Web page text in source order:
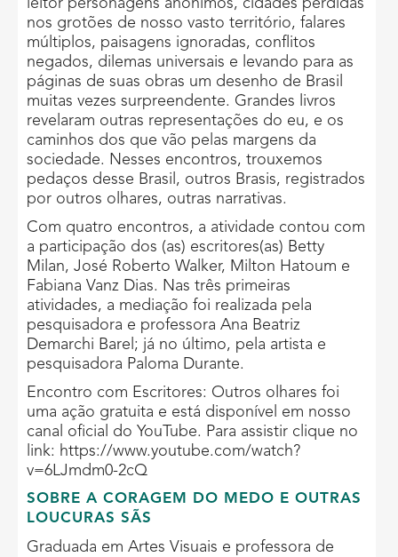
nos grotões de nosso vasto território, falares
múltiplos, paisagens ignoradas, conflitos
negados, dilemas universais e levando para as
páginas de suas obras um desenho de Brasil
muitas vezes surpreendente. Grandes livros
revelaram outras representações do eu, e os
caminhos dos que vão pelas margens da
sociedade. Nesses encontros, trouxemos
pedaços desse Brasil, outros Brasis, registrados
por outros olhares, outras narrativas.
Com quatro encontros, a atividade contou com
a participação dos (as) escritores(as) Betty
Milan, José Roberto Walker, Milton Hatoum e
Fabiana Vanz Dias. Nas três primeiras
atividades, a mediação foi realizada pela
pesquisadora e professora Ana Beatriz
Demarchi Barel; já no último, pela artista e
pesquisadora Paloma Durante.
Encontro com Escritores: Outros olhares foi
uma ação gratuita e está disponível em nosso
canal oficial do YouTube. Para assistir clique no
link: https://www.youtube.com/watch?
v=6LJmdm0-2cQ
SOBRE A CORAGEM DO MEDO E OUTRAS
LOUCURAS SÃS
Graduada em Artes Visuais e professora de